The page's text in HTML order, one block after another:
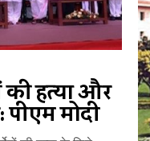
की हत्या और
मोदी